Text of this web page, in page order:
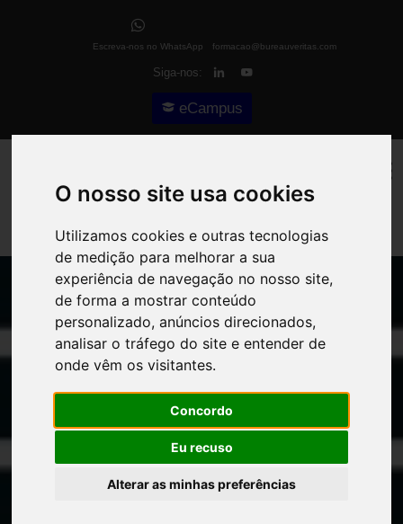
O nosso site usa cookies
Utilizamos cookies e outras tecnologias
de medição para melhorar a sua
experiência de navegação no nosso site,
de forma a mostrar conteúdo
personalizado, anúncios direcionados,
analisar o tráfego do site e entender de
onde vêm os visitantes.
Concordo
Eu recuso
Alterar as minhas preferências
Escreva-nos no WhatsApp formacao@bureauveritas.com
Siga-nos:
eCampus